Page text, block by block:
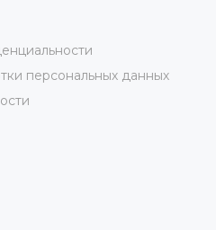
персональных данных